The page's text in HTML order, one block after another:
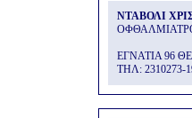
ΝΤΑΒΟΛΙ
ΕΓΝΑΤΙΑ 96
THΛ: 2310273-